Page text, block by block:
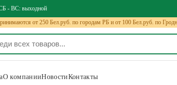
- ВС: выходной
от 250 Бел.руб. по городам РБ и от 100 Бел.руб. по
О компанииНовостиКонтакты